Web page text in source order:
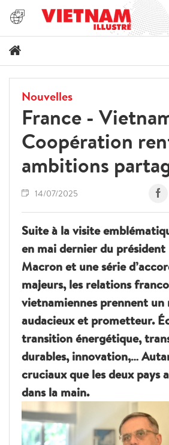
Nouvelles
France -
Coopération
ambitions
14/07/2025
Suite à la visite
en mai dernier du président
Macron et une série
majeurs, les relations
vietnamiennes prennent un
audacieux et prometteur.
transition énergétique,
durables, innovation,…
cruciaux que les deux pays
dans la main.